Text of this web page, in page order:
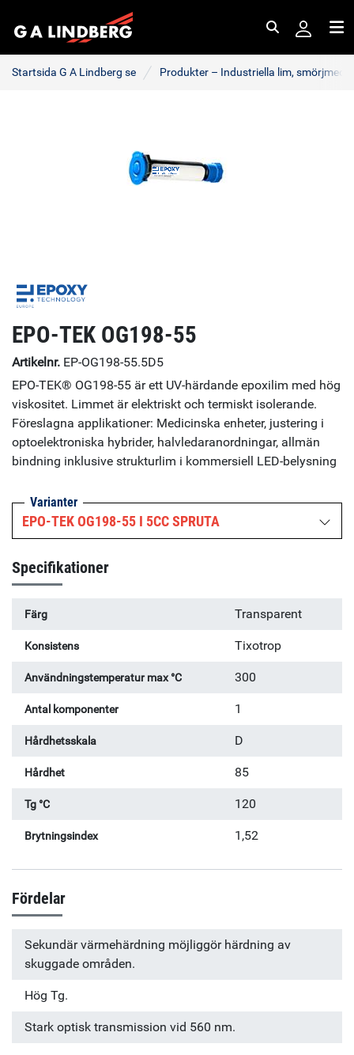
Startsida G A Lindberg se Produkter – Industriella lim,
EPO-TEK OG198-55
Artikelnr. EP-OG198-55.5D5
EPO-TEK® OG198-55 är ett UV-härdande epoxilim med hög
viskositet. Limmet är elektriskt och termiskt isolerande.
Föreslagna applikationer: Medicinska enheter, justering i
optoelektroniska hybrider, halvledaranordningar, allmän
bindning inklusive strukturlim i kommersiell LED-belysning
Varianter
EPO-TEK OG198-55 I 5CC SPRUTA
Specifikationer
Färg Transparent
Konsistens Tixotrop
Användningstemperatur max °C 300
Antal komponenter 1
Hårdhetsskala D
Hårdhet 85
Tg °C 120
Brytningsindex 1,52
Fördelar
Sekundär värmehärdning möjliggör härdning av
skuggade områden.
Hög Tg.
Stark optisk transmission vid 560 nm.